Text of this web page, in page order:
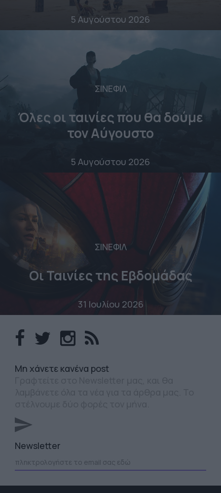
5 Αυγούστου 2026
ΣΙΝΕΦΙΛ
Όλες οι ταινίες που θα δούμε
τον Αύγουστο
5 Αυγούστου 2026
ΣΙΝΕΦΙΛ
Οι Ταινίες της Εβδομάδας
31 Ιουλίου 2026
Mη χάνετε κανένα post
Newsletter